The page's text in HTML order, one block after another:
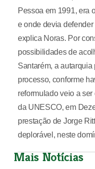
Pessoa em 1991, era
e onde devia
explica Noras. Por
possibilidades de
Santarém, a
processo, conforme
reformulado veio a
da UNESCO, em
prestação de Jorge
deplorável, neste
Mais Notícias